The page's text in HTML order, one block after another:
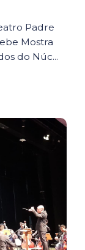
Padre
Mostra
do Núc...